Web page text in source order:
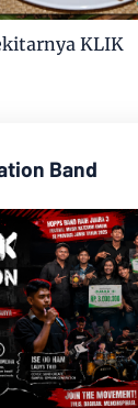
KLIK
Band